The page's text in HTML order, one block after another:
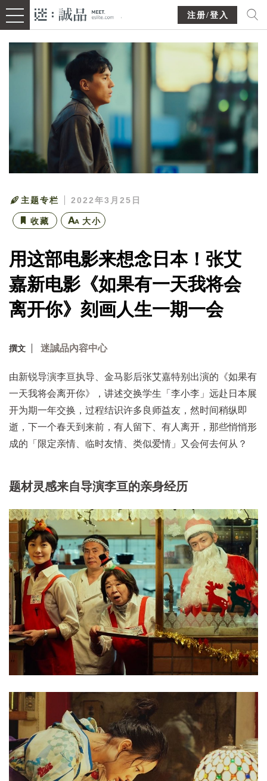
注册/登入
主题专栏 2022年3月25日
收藏 大小
用这部电影来想念日本！张艾
嘉新电影《如果有一天我将会
离开你》刻画人生一期一会
撰文 迷誠品內容中心
由新锐导演李亘执导、金马影后张艾嘉特别出演的《如果有
一天我将会离开你》，讲述交换学生「李小李」远赴日本展
开为期一年交换，过程结识许多良师益友，然时间稍纵即
逝，下一个春天到来前，有人留下、有人离开，那些悄悄形
成的「限定亲情、临时友情、类似爱情」又会何去何从？
题材灵感来自导演李亘的亲身经历